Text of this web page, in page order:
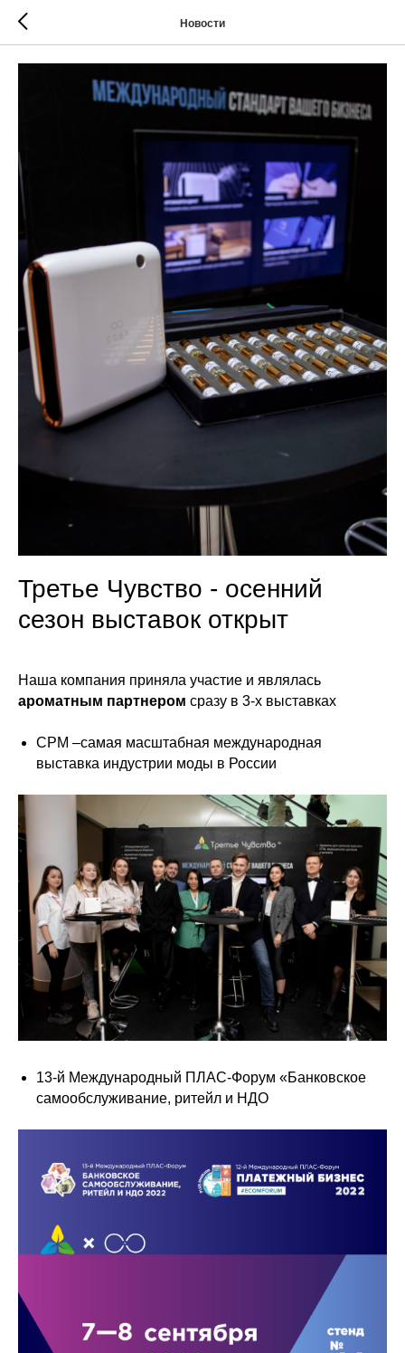
Новости
Третье Чувство - осенний
сезон выставок открыт
Наша компания приняла участие и являлась
ароматным партнером сразу в 3-х выставках
CPM –самая масштабная международная
выставка индустрии моды в России
13-й Международный ПЛАС-Форум «Банковское
самообслуживание, ритейл и НДО